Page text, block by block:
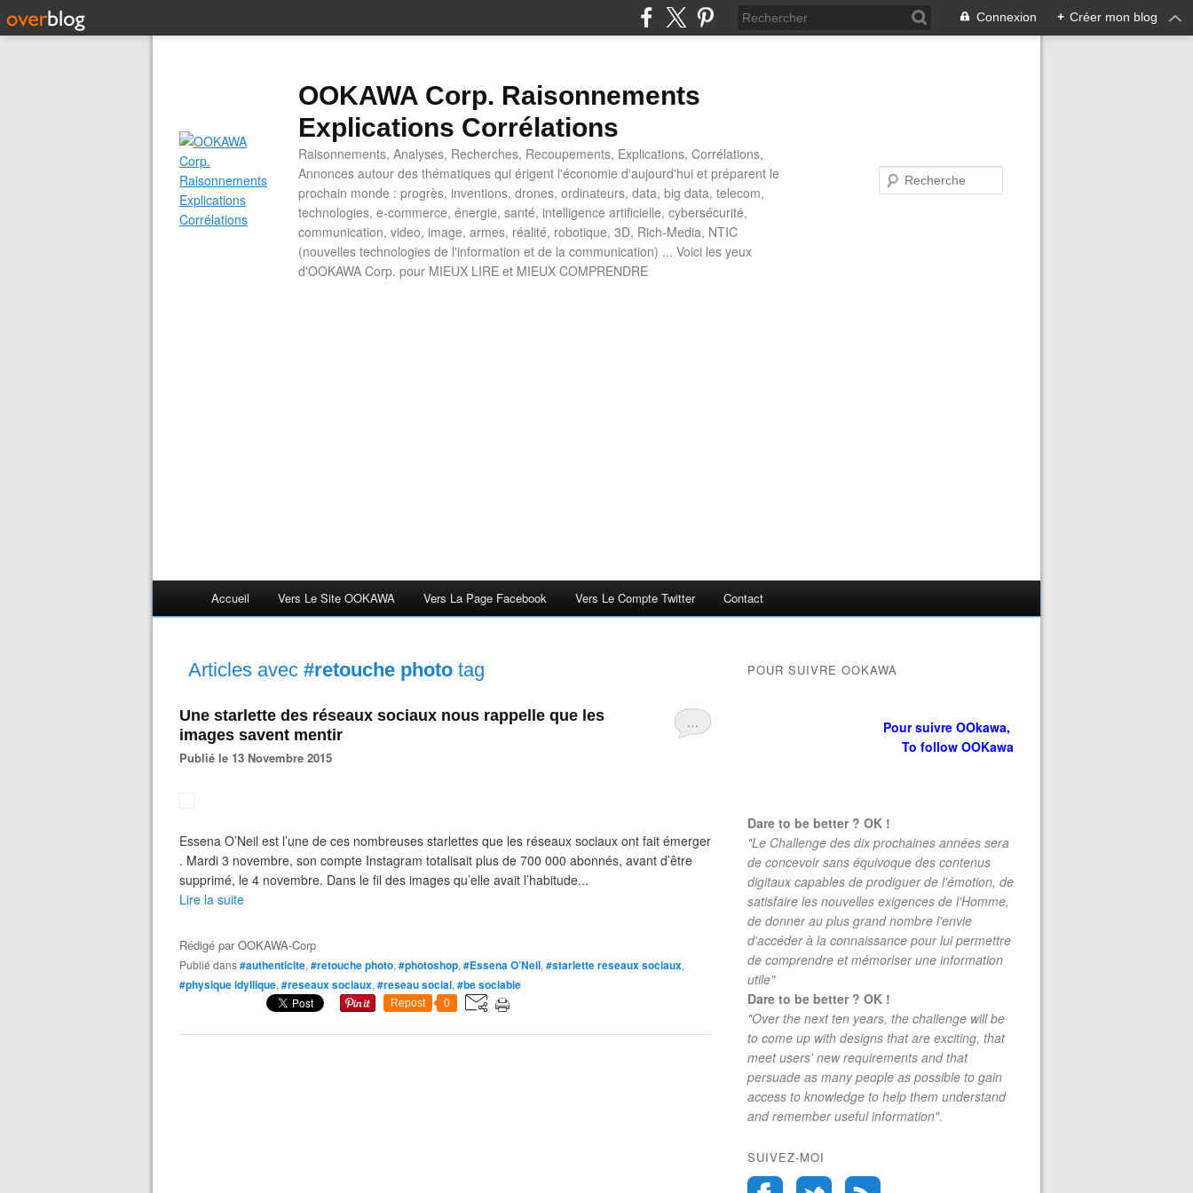
Connexion + Créer mon blog
OOKAWA Corp. Raisonnements
Explications Corrélations
Raisonnements, Analyses, Recherches, Recoupements, Explications, Corrélations,
Annonces autour des thématiques qui érigent l'économie d'aujourd'hui et préparent le
prochain monde : progrès, inventions, drones, ordinateurs, data, big data, telecom,
technologies, e-commerce, énergie, santé, intelligence artificielle, cybersécurité,
communication, video, image, armes, réalité, robotique, 3D, Rich-Media, NTIC
(nouvelles technologies de l'information et de la communication) ... Voici les yeux
d'OOKAWA Corp. pour MIEUX LIRE et MIEUX COMPRENDRE
Accueil Vers Le Site OOKAWA Vers La Page Facebook Vers Le Compte Twitter Contact
Articles avec #retouche photo tag
…
Une starlette des réseaux sociaux nous rappelle que les
images savent mentir
Publié le 13 Novembre 2015
Essena O’Neil est l’une de ces nombreuses starlettes que les réseaux sociaux ont fait émerger
. Mardi 3 novembre, son compte Instagram totalisait plus de 700 000 abonnés, avant d’être
supprimé, le 4 novembre. Dans le fil des images qu’elle avait l’habitude...
Lire la suite
Rédigé parOOKAWA-Corp
Publié dans#authenticite, #retouche photo, #photoshop, #Essena O’Neil, #starlette reseaux sociaux,
#physique idyllique, #reseaux sociaux, #reseau social, #be sociable
Repost 0
POUR SUIVRE OOKAWA
Pour suivre OOkawa,
To follow OOKawa
Dare to be better ? OK !
"Le Challenge des dix prochaines années sera
de concevoir sans équivoque des contenus
digitaux capables de prodiguer de l'émotion, de
satisfaire les nouvelles exigences de l'Homme,
de donner au plus grand nombre l'envie
d'accéder à la connaissance pour lui permettre
de comprendre et mémoriser une information
utile"
Dare to be better ? OK !
"Over the next ten years, the challenge will be
to come up with designs that are exciting, that
meet users' new requirements and that
persuade as many people as possible to gain
access to knowledge to help them understand
and remember useful information".
SUIVEZ-MOI